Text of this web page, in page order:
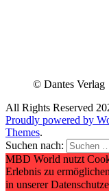
© Dantes Verlag
All Rights Reserved
Proudly powered by
Themes.
Suchen nach:
MBD World nutzt
Erlebnis zu
in unserer